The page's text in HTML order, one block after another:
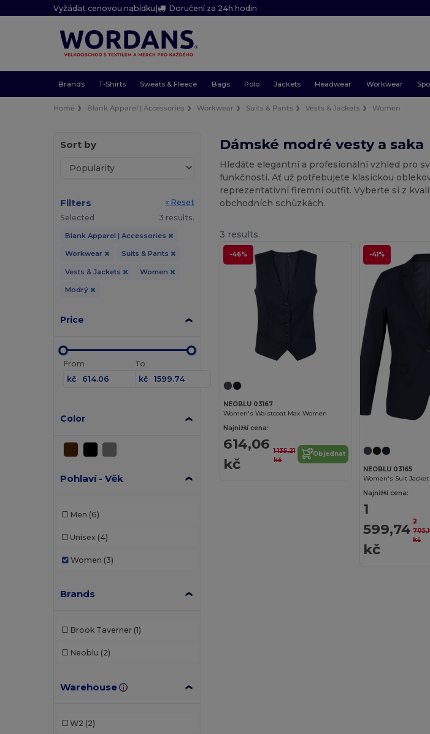
Vyžádat cenovou nabídku| Doručení za 24h hodin
Brands T-Shirts Sweats & Fleece Bags Polo Jackets Headwear Workwear
Home Blank Apparel | Accessories Workwear Suits & Pants Vests & Jackets Women
Sort by
Filters
« Reset
Selected
3 results.
Blank Apparel | Accessories
Workwear Suits & Pants
Vests & Jackets Women
Modrý
Price
From
kč
To
kč
Color
Pohlaví - Věk
Men (6)
Unisex (4)
Women (3)
Brands
Brook Taverner (1)
Neoblu (2)
Warehouse
W2 (2)
Dámské modré vesty a saka
Hledáte elegantní a profesionální vzhled pro
funkčností. Ať už potřebujete klasickou
reprezentativní firemní outfit. Vyberte si z
obchodních schůzkách.
3 results.
-46%
NEOBLU 03167
Women's Waistcoat Max Women
Najnižší cena:
614,06
kč
1 135,21
kč
Objednat
-41%
NEOBLU 03165
Women's Suit
Najnižší cena:
1
599,74
kč
2
kč